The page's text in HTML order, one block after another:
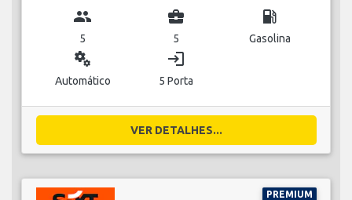
group
5
business_center
5
local_gas_station
Gasolina
miscellaneous_services
Automático
login
5 Porta
VER DETALHES...
PREMIUM